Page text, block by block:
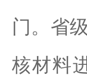
门。省
核材料